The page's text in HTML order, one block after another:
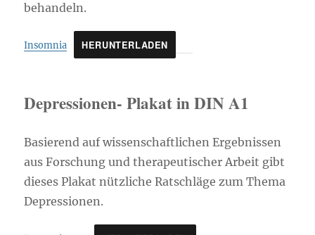
behandeln.
Insomnia HERUNTERLADEN
Depressionen- Plakat in DIN A1
Basierend auf wissenschaftlichen Ergebnissen
aus Forschung und therapeutischer Arbeit gibt
dieses Plakat nützliche Ratschläge zum Thema
Depressionen.